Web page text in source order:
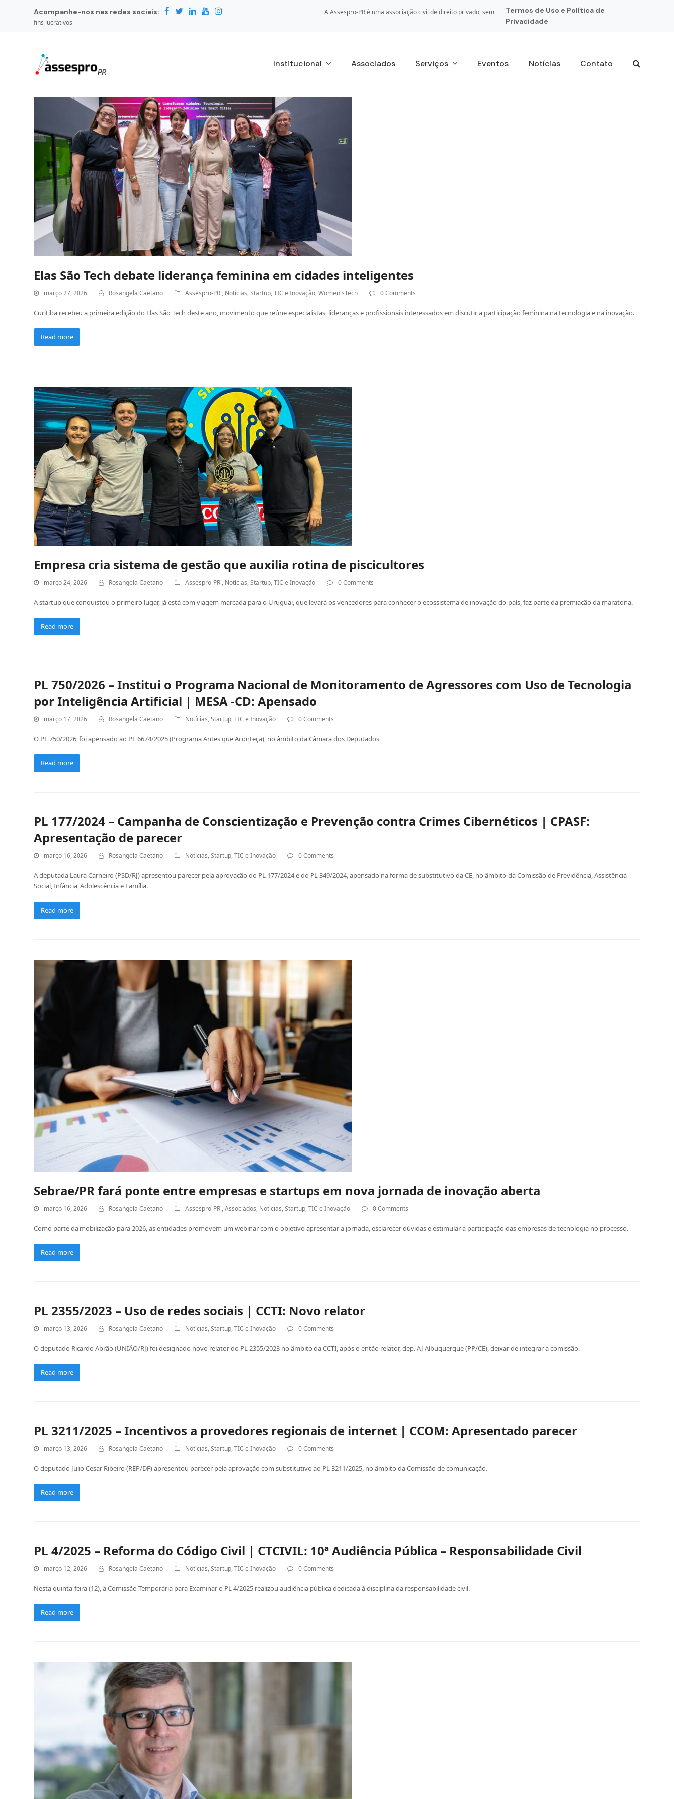
Acompanhe-nos nas redes sociais:
A Assespro-PR é uma associação civil de direito privado, sem
fins lucrativos
Termos de Uso e Política de
Privacidade
Institucional Associados Serviços Eventos Notícias Contato
Elas São Tech debate liderança feminina em cidades inteligentes
março 27, 2026 Rosangela Caetano Assespro-PR', Notícias,Startup,TIC e Inovação,Women'sTech 0 Comments
Curitiba recebeu a primeira edição do Elas São Tech deste ano, movimento que reúne especialistas, lideranças e profissionais interessados em discutir a participação feminina na tecnologia e na inovação.
Read more
Empresa cria sistema de gestão que auxilia rotina de piscicultores
março 24, 2026 Rosangela Caetano Assespro-PR', Notícias,Startup,TIC e Inovação 0 Comments
A startup que conquistou o primeiro lugar, já está com viagem marcada para o Uruguai, que levará os vencedores para conhecer o ecossistema de inovação do país, faz parte da premiação da maratona.
Read more
PL 750/2026 – Institui o Programa Nacional de Monitoramento de Agressores com Uso de Tecnologia
por Inteligência Artificial | MESA -CD: Apensado
março 17, 2026 Rosangela Caetano Notícias,Startup,TIC e Inovação 0 Comments
O PL 750/2026, foi apensado ao PL 6674/2025 (Programa Antes que Aconteça), no âmbito da Câmara dos Deputados
Read more
PL 177/2024 – Campanha de Conscientização e Prevenção contra Crimes Cibernéticos | CPASF:
Apresentação de parecer
março 16, 2026 Rosangela Caetano Notícias,Startup,TIC e Inovação 0 Comments
A deputada Laura Carneiro (PSD/RJ) apresentou parecer pela aprovação do PL 177/2024 e do PL 349/2024, apensado na forma de substitutivo da CE, no âmbito da Comissão de Previdência, Assistência
Social, Infância, Adolescência e Família.
Read more
Sebrae/PR fará ponte entre empresas e startups em nova jornada de inovação aberta
março 16, 2026 Rosangela Caetano Assespro-PR',Associados, Notícias,Startup,TIC e Inovação 0 Comments
Como parte da mobilização para 2026, as entidades promovem um webinar com o objetivo apresentar a jornada, esclarecer dúvidas e estimular a participação das empresas de tecnologia no processo.
Read more
PL 2355/2023 – Uso de redes sociais | CCTI: Novo relator
março 13, 2026 Rosangela Caetano Notícias,Startup,TIC e Inovação 0 Comments
O deputado Ricardo Abrão (UNIÃO/RJ) foi designado novo relator do PL 2355/2023 no âmbito da CCTI, após o então relator, dep. AJ Albuquerque (PP/CE), deixar de integrar a comissão.
Read more
PL 3211/2025 – Incentivos a provedores regionais de internet | CCOM: Apresentado parecer
março 13, 2026 Rosangela Caetano Notícias,Startup,TIC e Inovação 0 Comments
O deputado Julio Cesar Ribeiro (REP/DF) apresentou parecer pela aprovação com substitutivo ao PL 3211/2025, no âmbito da Comissão de comunicação.
Read more
PL 4/2025 – Reforma do Código Civil | CTCIVIL: 10ª Audiência Pública – Responsabilidade Civil
março 12, 2026 Rosangela Caetano Notícias,Startup,TIC e Inovação 0 Comments
Nesta quinta-feira (12), a Comissão Temporária para Examinar o PL 4/2025 realizou audiência pública dedicada à disciplina da responsabilidade civil.
Read more